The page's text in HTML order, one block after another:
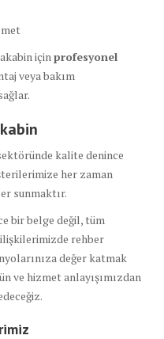
için profesyonel
veya bakım
kalite denince
her zaman
sunmaktır.
bir belge değil, tüm
rehber
değer katmak
ve hizmet anlayışımızdan